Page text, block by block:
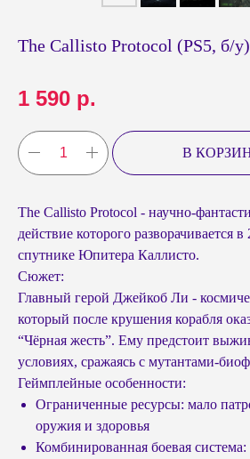
The Callisto Protocol (PS5, б/у)
1 590 р.
В
The Callisto Protocol - научно-
действие которого разворачивается в
спутнике Юпитера Каллисто.
Сюжет:
Главный герой Джейкоб Ли -
который после крушения корабля
“Чёрная жесть”. Ему предстоит
условиях, сражаясь с мутантами-
Геймплейные особенности:
Ограниченные ресурсы: мало
оружия и здоровья
Комбинированная боевая